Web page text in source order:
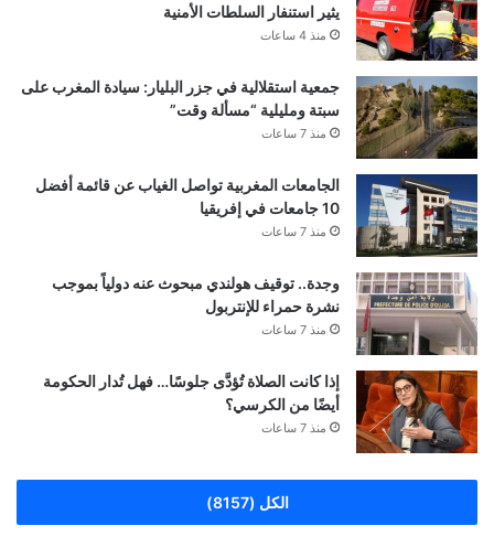
يثير استنفار السلطات الأمنية
منذ 4 ساعات
جمعية استقلالية في جزر البليار: سيادة المغرب على
سبتة ومليلية “مسألة وقت”
منذ 7 ساعات
الجامعات المغربية تواصل الغياب عن قائمة أفضل
10 جامعات في إفريقيا
منذ 7 ساعات
وجدة.. توقيف هولندي مبحوث عنه دولياً بموجب
نشرة حمراء للإنتربول
منذ 7 ساعات
إذا كانت الصلاة تُؤدَّى جلوسًا… فهل تُدار الحكومة
أيضًا من الكرسي؟
منذ 7 ساعات
الكل (8157)